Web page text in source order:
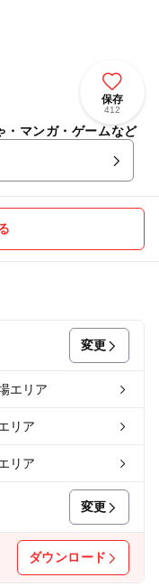
保存
412
・マンガ・ゲームなど
変更
エリア
リア
リア
変更
ダウンロード